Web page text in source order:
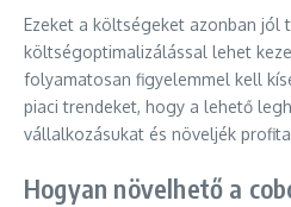
Ezeket a költségeket azonban jól
költségoptimalizálással lehet
folyamatosan figyelemmel kell
piaci trendeket, hogy a lehető
vállalkozásukat és növeljék
Hogyan növelhető a